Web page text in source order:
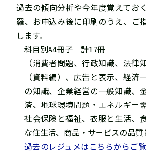
過去の傾向分析や今年度覚えてお
羅、お申込み後に印刷のうえ、ご
します。
科目別A4冊子 計17冊
（消費者問題、行政知識、法律
（資料編）、広告と表示、経済
の知識、企業経営の一般知識、
済、地球環境問題・エネルギー
社会保険と福祉、衣服と生活、
な住生活、商品・サービスの品質
過去のレジュメはこちらからご覧